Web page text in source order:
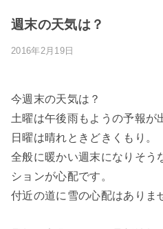
週末の天気は？
2016年2月19日
今週末の天気は？
土曜は午後雨もようの予報が
日曜は晴れときどきくもり。
全般に暖かい週末になりそう
ションが心配です。
付近の道に雪の心配はありま